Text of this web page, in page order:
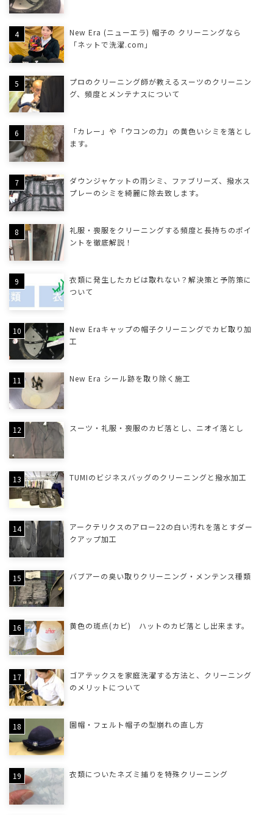
New Era (ニューエラ) 帽子の クリーニングなら
「ネットで洗濯.com」
プロのクリーニング師が教えるスーツのクリーニン
グ、頻度とメンテナスについて
「カレー」や「ウコンの力」の黄色いシミを落とし
ます。
ダウンジャケットの雨シミ、ファブリーズ、撥水ス
プレーのシミを綺麗に除去致します。
礼服・喪服をクリーニングする頻度と長持ちのポイ
ントを徹底解説！
衣類に発生したカビは取れない？解決策と予防策に
ついて
New Eraキャップの帽子クリーニングでカビ取り加
工
New Era シール跡を取り除く施工
スーツ・礼服・喪服のカビ落とし、ニオイ落とし
TUMIのビジネスバッグのクリーニングと撥水加工
アークテリクスのアロー22の白い汚れを落とすダー
クアップ加工
バブアーの臭い取りクリーニング・メンテンス種類
黄色の斑点(カビ) ハットのカビ落とし出来ます。
ゴアテックスを家庭洗濯する方法と、クリーニング
のメリットについて
園帽・フェルト帽子の型崩れの直し方
衣類についたネズミ捕りを特殊クリーニング